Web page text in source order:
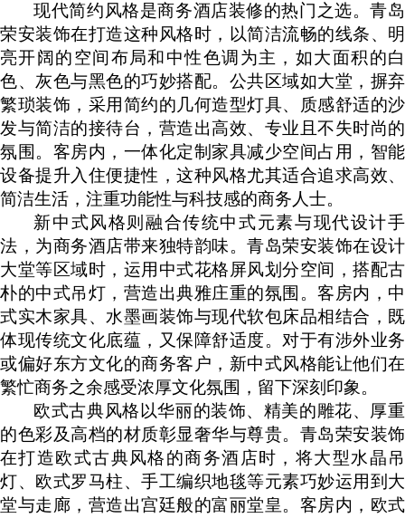
现代简约风格是商务酒店装修的热门之选。青岛
荣安装饰在打造这种风格时，以简洁流畅的线条、明
亮开阔的空间布局和中性色调为主，如大面积的白
色、灰色与黑色的巧妙搭配。公共区域如大堂，摒弃
繁琐装饰，采用简约的几何造型灯具、质感舒适的沙
发与简洁的接待台，营造出高效、专业且不失时尚的
氛围。客房内，一体化定制家具减少空间占用，智能
设备提升入住便捷性，这种风格尤其适合追求高效、
简洁生活，注重功能性与科技感的商务人士。
新中式风格则融合传统中式元素与现代设计手
法，为商务酒店带来独特韵味。青岛荣安装饰在设计
大堂等区域时，运用中式花格屏风划分空间，搭配古
朴的中式吊灯，营造出典雅庄重的氛围。客房内，中
式实木家具、水墨画装饰与现代软包床品相结合，既
体现传统文化底蕴，又保障舒适度。对于有涉外业务
或偏好东方文化的商务客户，新中式风格能让他们在
繁忙商务之余感受浓厚文化氛围，留下深刻印象。
欧式古典风格以华丽的装饰、精美的雕花、厚重
的色彩及高档的材质彰显奢华与尊贵。青岛荣安装饰
在打造欧式古典风格的商务酒店时，将大型水晶吊
灯、欧式罗马柱、手工编织地毯等元素巧妙运用到大
堂与走廊，营造出宫廷般的富丽堂皇。客房内，欧式